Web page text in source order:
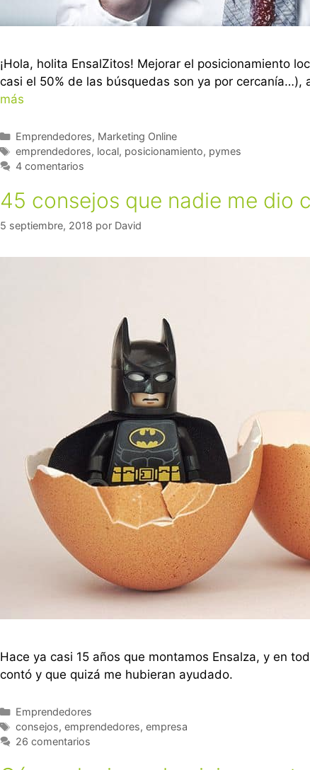
¡Hola, holita EnsalZitos! Mejorar el posicionamiento
casi el 50% de las búsquedas son ya por
más
Emprendedores, Marketing Online
emprendedores, local, posicionamiento, pymes
4 comentarios
45 consejos que nadie me dio
5 septiembre, 2018 por David
Hace ya casi 15 años que montamos Ensalza, y en
contó y que quizá me hubieran ayudado.
Emprendedores
consejos, emprendedores, empresa
26 comentarios